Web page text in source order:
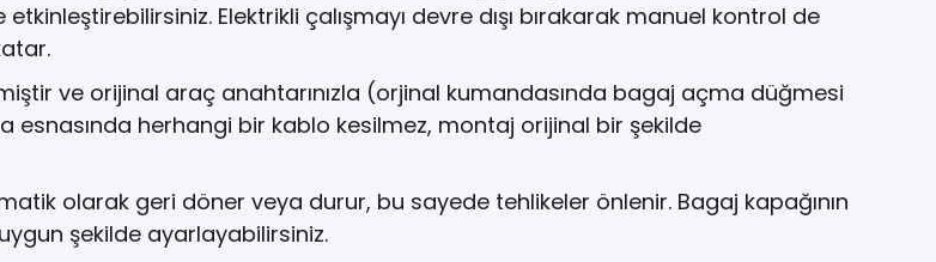
Elektrikli çalışmayı devre dışı bırakarak manuel kontrol de
ve orijinal araç anahtarınızla (orjinal kumandasında bagaj açma düğmesi
esnasında herhangi bir kablo kesilmez, montaj orijinal bir şekilde
olarak geri döner veya durur, bu sayede tehlikeler önlenir. Bagaj kapağının
şekilde ayarlayabilirsiniz.